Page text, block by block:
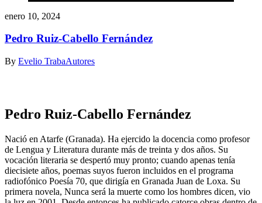
enero 10, 2024
Pedro Ruiz-Cabello Fernández
By Evelio TrabaAutores
Pedro Ruiz-Cabello Fernández
Nació en Atarfe (Granada). Ha ejercido la docencia como profesor
de Lengua y Literatura durante más de treinta y dos años. Su
vocación literaria se despertó muy pronto; cuando apenas tenía
diecisiete años, poemas suyos fueron incluidos en el programa
radiofónico Poesía 70, que dirigía en Granada Juan de Loxa. Su
primera novela, Nunca será la muerte como los hombres dicen, vio